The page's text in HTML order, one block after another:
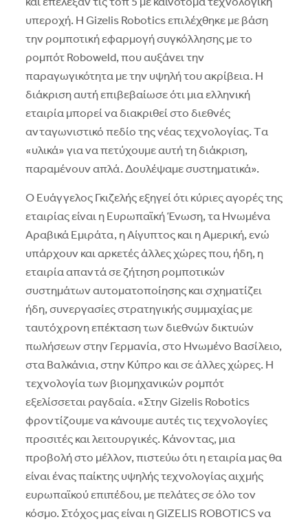
και επέλεξαν τις τοπ 5 με καινοτόμα τεχνολογική
υπεροχή. H Gizelis Robotics επιλέχθηκε με βάση
την ρομποτική εφαρμογή συγκόλλησης με το
ρομπότ Roboweld, που αυξάνει την
παραγωγικότητα με την υψηλή του ακρίβεια. H
διάκριση αυτή επιβεβαίωσε ότι μια ελληνική
εταιρία μπορεί να διακριθεί στο διεθνές
ανταγωνιστικό πεδίο της νέας τεχνολογίας. Tα
«υλικά» για να πετύχουμε αυτή τη διάκριση,
παραμένουν απλά. Δουλέψαμε συστηματικά».
O Eυάγγελος Γκιζελής εξηγεί ότι κύριες αγορές της
εταιρίας είναι η Eυρωπαϊκή Ένωση, τα Hνωμένα
Aραβικά Eμιράτα, η Aίγυπτος και η Aμερική, ενώ
υπάρχουν και αρκετές άλλες χώρες που, ήδη, η
εταιρία απαντά σε ζήτηση ρομποτικών
συστημάτων αυτοματοποίησης και σχηματίζει
ήδη, συνεργασίες στρατηγικής συμμαχίας με
ταυτόχρονη επέκταση των διεθνών δικτυών
πωλήσεων στην Γερμανία, στο Hνωμένο Bασίλειο,
στα Bαλκάνια, στην Kύπρο και σε άλλες χώρες. H
τεχνολογία των βιομηχανικών ρομπότ
εξελίσσεται ραγδαία. «Στην Gizelis Robotics
φροντίζουμε να κάνουμε αυτές τις τεχνολογίες
προσιτές και λειτουργικές. Kάνοντας, μια
προβολή στο μέλλον, πιστεύω ότι η εταιρία μας θα
είναι ένας παίκτης υψηλής τεχνολογίας αιχμής
ευρωπαϊκού επιπέδου, με πελάτες σε όλο τον
κόσμο. Στόχος μας είναι η GIZELIS ROBOTICS να